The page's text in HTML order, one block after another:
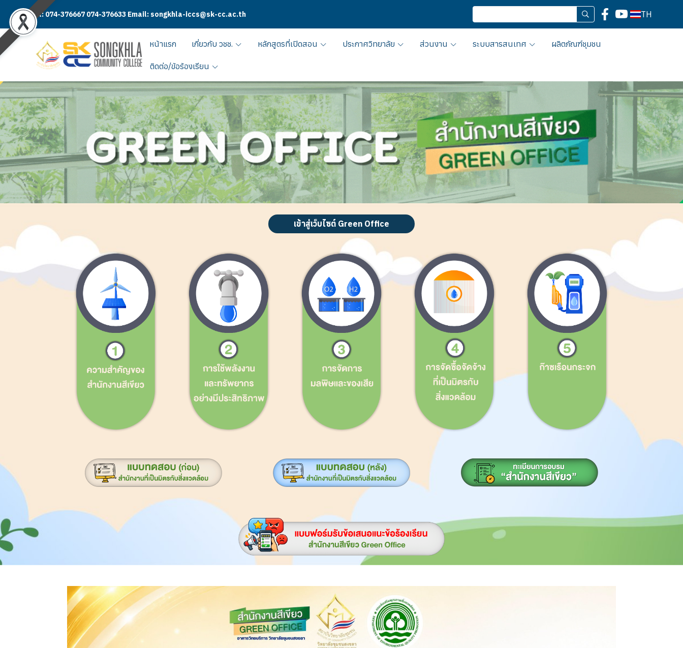
Tel: 074-376667 074-376633 Email: songkhla-iccs@sk-cc.ac.th TH
หน้าแรก เกี่ยวกับ วชช. หลักสูตรที่เปิดสอน ประกาศวิทยาลัย ส่วนงาน ระบบสารสนเทศ ผลิตภัณฑ์ชุมชน
ติดต่อ/ข้อร้องเรียน
เข้าสู่เว็บไซต์ Green Office